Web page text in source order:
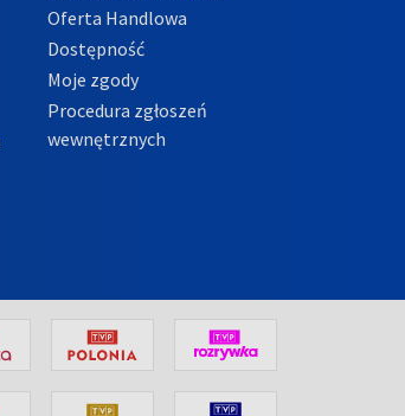
Oferta Handlowa
Dostępność
Moje zgody
Procedura zgłoszeń
wewnętrznych